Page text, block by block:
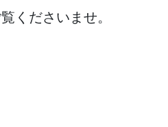
くださいませ。